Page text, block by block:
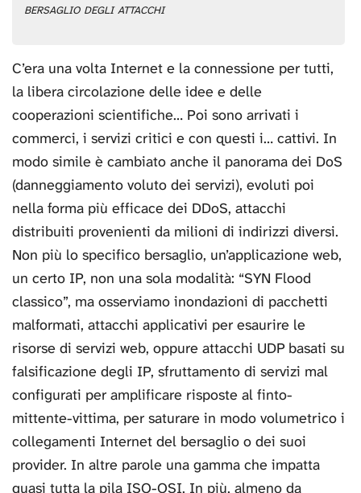
bersaglio degli attacchi
C’era una volta Internet e la connessione per tutti,
la libera circolazione delle idee e delle
cooperazioni scientifiche… Poi sono arrivati i
commerci, i servizi critici e con questi i… cattivi. In
modo simile è cambiato anche il panorama dei DoS
(danneggiamento voluto dei servizi), evoluti poi
nella forma più efficace dei DDoS, attacchi
distribuiti provenienti da milioni di indirizzi diversi.
Non più lo specifico bersaglio, un’applicazione web,
un certo IP, non una sola modalità: “SYN Flood
classico”, ma osserviamo inondazioni di pacchetti
malformati, attacchi applicativi per esaurire le
risorse di servizi web, oppure attacchi UDP basati su
falsificazione degli IP, sfruttamento di servizi mal
configurati per amplificare risposte al finto-
mittente-vittima, per saturare in modo volumetrico i
collegamenti Internet del bersaglio o dei suoi
provider. In altre parole una gamma che impatta
quasi tutta la pila ISO-OSI. In più, almeno da